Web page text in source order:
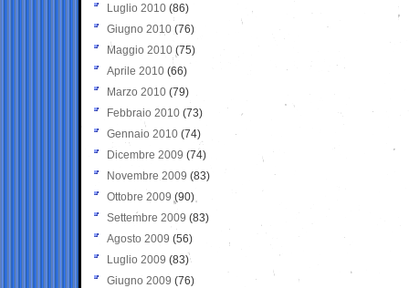
Luglio 2010 (86)
Giugno 2010 (76)
Maggio 2010 (75)
Aprile 2010 (66)
Marzo 2010 (79)
Febbraio 2010 (73)
Gennaio 2010 (74)
Dicembre 2009 (74)
Novembre 2009 (83)
Ottobre 2009 (90)
Settembre 2009 (83)
Agosto 2009 (56)
Luglio 2009 (83)
Giugno 2009 (76)